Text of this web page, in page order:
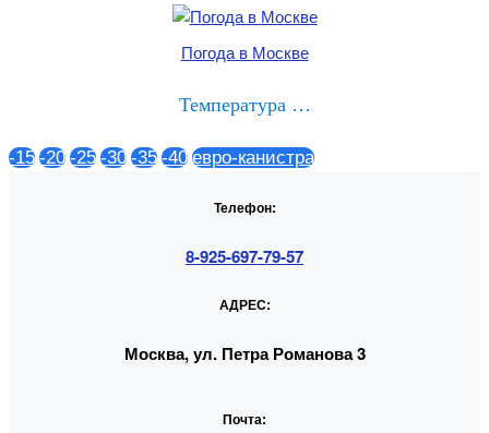
Погода в Москве
Температура …
-15 -20 -25 -30 -35 -40 евро-канистра
Телефон:
8-925-697-79-57
АДРЕС:
Москва, ул. Петра Романова 3
Почта: